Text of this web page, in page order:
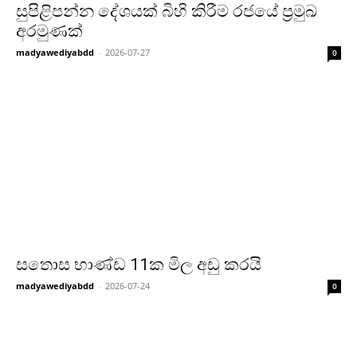
සුපිළිපන්න දේශයක් බිහි කිරීම රජයේ ප්‍රමුඛ
අරමුණක්
madyawediyabdd - 2026-07-27 0
සතොස භාණ්ඩ 11ක මිල අඩු කරයි
madyawediyabdd - 2026-07-24 0